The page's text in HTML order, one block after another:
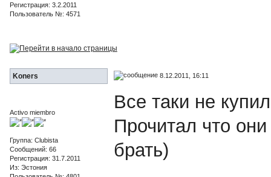
Регистрация: 3.2.2011
Пользователь №: 4571
Koners 8.12.2011, 16:11
Activo miembro
Группа: Clubista
Сообщений: 66
Регистрация: 31.7.2011
Из: Эстония
Все таки не купил
Прочитал что
брать)